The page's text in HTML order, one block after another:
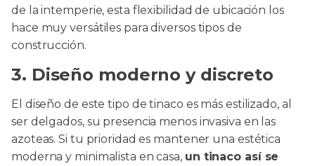
de la intemperie, esta flexibilidad de ubicación los
hace muy versátiles para diversos tipos de
construcción.
3. Diseño moderno y discreto
El diseño de este tipo de tinaco es más estilizado, al
ser delgados, su presencia menos invasiva en las
azoteas. Si tu prioridad es mantener una estética
moderna y minimalista en casa, un tinaco así se